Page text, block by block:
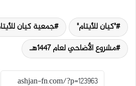
"كيان للأيتام"
جمعية كيان
مشروع الأضاحي لعام 1447هـ